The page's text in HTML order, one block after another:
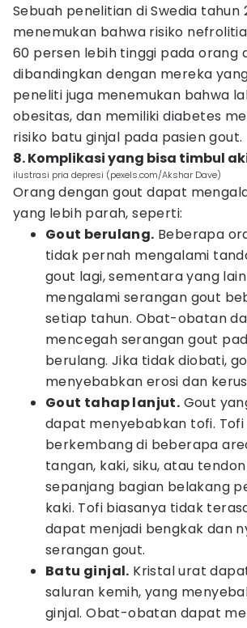
Sebuah penelitian di Swedia tahun
menemukan bahwa risiko
60 persen lebih tinggi pada orang
dibandingkan dengan mereka
peneliti juga menemukan bahwa
obesitas, dan memiliki diabetes
risiko batu ginjal pada pasien gout.
8. Komplikasi yang bisa timbul
ilustrasi pria depresi (pexels.com/Akshar Dave)
Orang dengan gout dapat
yang lebih parah, seperti:
Gout berulang. Beberapa
tidak pernah mengalami
gout lagi, sementara yang
mengalami serangan gout
setiap tahun. Obat-obatan
mencegah serangan gout
berulang. Jika tidak diobati,
menyebabkan erosi dan
Gout tahap lanjut. Gout
dapat menyebabkan tofi.
berkembang di beberapa
tangan, kaki, siku, atau
sepanjang bagian belakang
kaki. Tofi biasanya tidak
dapat menjadi bengkak dan
serangan gout.
Batu ginjal. Kristal urat
saluran kemih, yang
ginjal. Obat-obatan dapat